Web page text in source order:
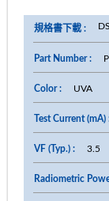
UVA
3.5